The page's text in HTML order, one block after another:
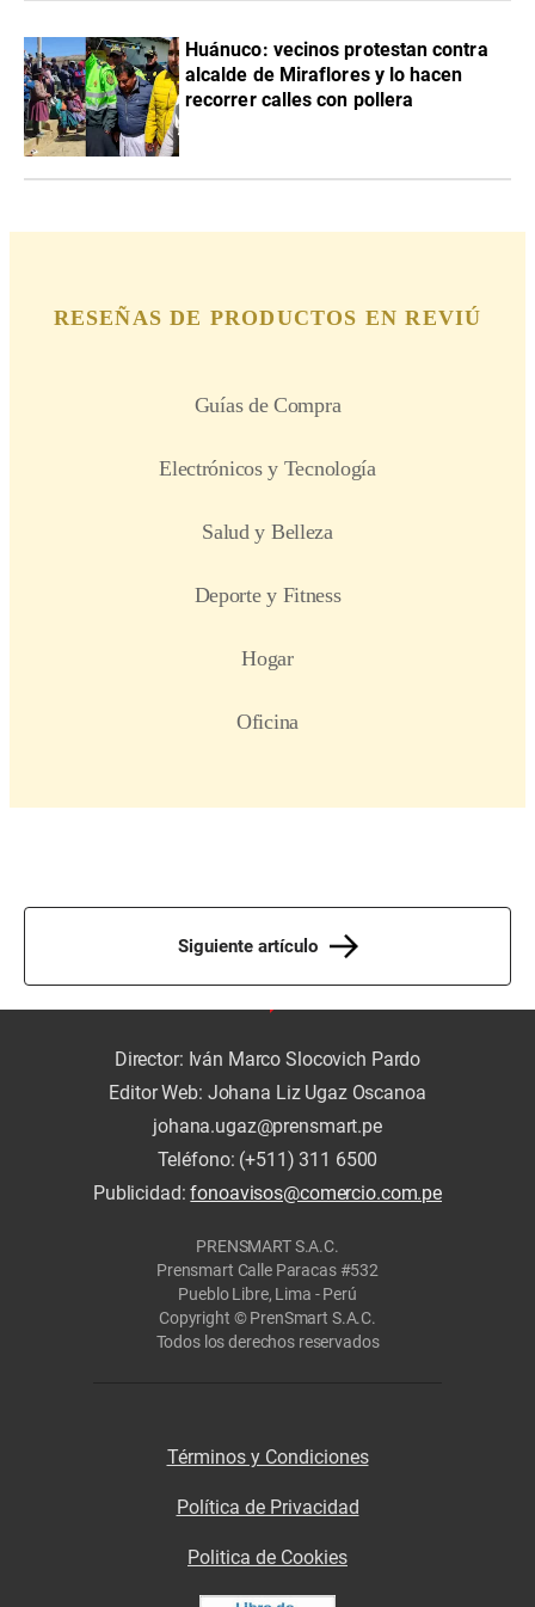
Huánuco: vecinos protestan contra
alcalde de Miraflores y lo hacen
recorrer calles con pollera
Siguiente artículo
Director: Iván Marco Slocovich Pardo
Editor Web: Johana Liz Ugaz Oscanoa
johana.ugaz@prensmart.pe
Teléfono: (+511) 311 6500
Publicidad:fonoavisos@comercio.com.pe
PRENSMART S.A.C.
Prensmart Calle Paracas #532
Pueblo Libre, Lima - Perú
Copyright © PrenSmart S.A.C.
Todos los derechos reservados
Términos y Condiciones
Política de Privacidad
Politica de Cookies